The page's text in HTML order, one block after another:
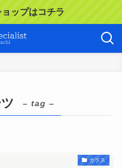
ップはコチラ
– tag –
ガラス